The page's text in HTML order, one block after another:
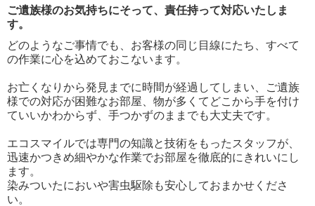
ご遺族様のお気持ちにそって、責任持って対応いたしま
す。
どのようなご事情でも、お客様の同じ目線にたち、すべて
の作業に心を込めておこないます。
お亡くなりから発見までに時間が経過してしまい、ご遺族
様での対応が困難なお部屋、物が多くてどこから手を付け
ていいかわからず、手つかずのままでも大丈夫です。
エコスマイルでは専門の知識と技術をもったスタッフが、
迅速かつきめ細やかな作業でお部屋を徹底的にきれいにし
ます。
染みついたにおいや害虫駆除も安心しておまかせくださ
い。